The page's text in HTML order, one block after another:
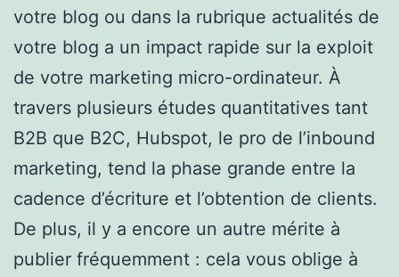
votre blog ou dans la rubrique actualités de
votre blog a un impact rapide sur la exploit
de votre marketing micro-ordinateur. À
travers plusieurs études quantitatives tant
B2B que B2C, Hubspot, le pro de l’inbound
marketing, tend la phase grande entre la
cadence d’écriture et l’obtention de clients.
De plus, il y a encore un autre mérite à
publier fréquemment : cela vous oblige à